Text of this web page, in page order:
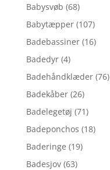
Babysvøb (68)
Babytæpper (107)
Badebassiner (16)
Badedyr (4)
Badehåndklæder (76)
Badekåber (26)
Badelegetøj (71)
Badeponchos (18)
Baderinge (19)
Badesjov (63)